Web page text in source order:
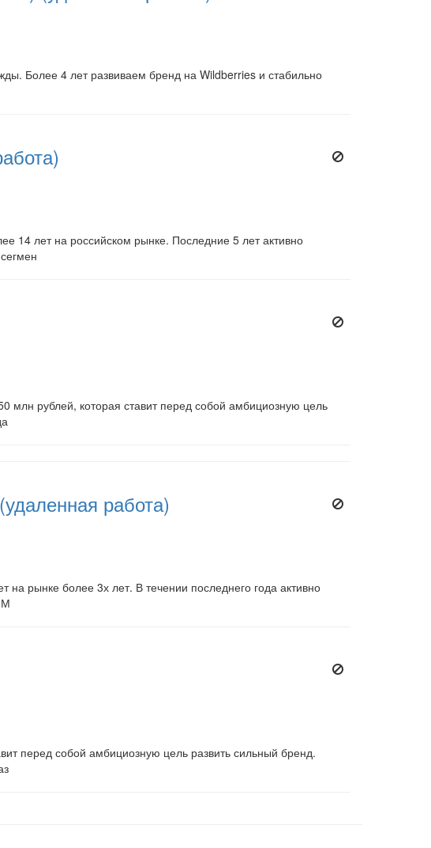
Более 4 лет развиваем бренд на Wildberries и стабильно
14 лет на российском рынке. Последние 5 лет активно
рублей, которая ставит перед собой амбициозную цель
работа)
рынке более 3х лет. В течении последнего года активно
М
перед собой амбициозную цель развить сильный бренд.